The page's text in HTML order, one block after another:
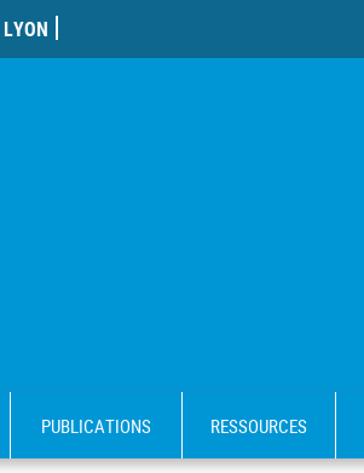
PUBLICATIONS RESSOURCES